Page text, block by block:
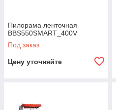
Пилорама ленточная
BBS550SMART_400V
Под заказ
Цену уточняйте